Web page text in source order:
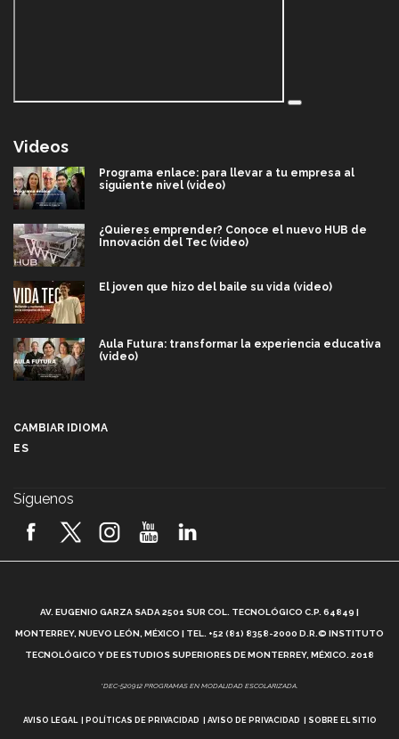
Videos
Programa enlace: para llevar a tu empresa al
siguiente nivel (video)
¿Quieres emprender? Conoce el nuevo HUB de
Innovación del Tec (video)
El joven que hizo del baile su vida (video)
Aula Futura: transformar la experiencia educativa
(video)
2026! (video)
¿Cómo es el Modelo Educativo Tec? (video)
Vida Tec: Feminismo e Inteligencia Artificial, Paola
CAMBIAR IDIOMA
ES
Síguenos
AV. EUGENIO GARZA SADA 2501 SUR COL. TECNOLÓGICO C.P. 64849 |
MONTERREY, NUEVO LEÓN, MÉXICO | TEL. +52 (81) 8358-2000 D.R.© INSTITUTO
TECNOLÓGICO Y DE ESTUDIOS SUPERIORES DE MONTERREY, MÉXICO. 2018
*DEC-520912 PROGRAMAS EN MODALIDAD ESCOLARIZADA.
AVISO LEGAL POLÍTICAS DE PRIVACIDAD AVISO DE PRIVACIDAD SOBRE EL SITIO